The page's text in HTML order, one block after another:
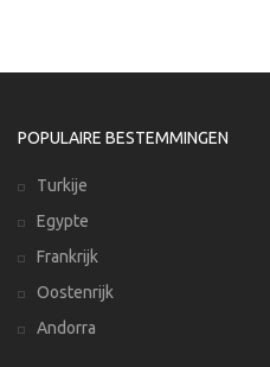
POPULAIRE BESTEMMINGEN
Turkije
Egypte
Frankrijk
Oostenrijk
Andorra